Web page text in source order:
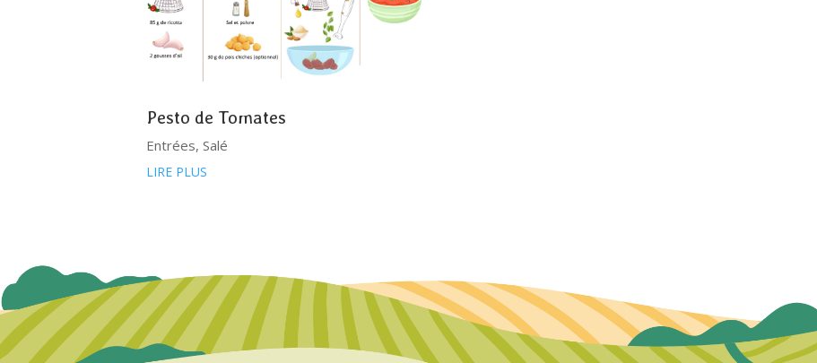
Pesto de Tomates
Entrées,Salé
LIRE PLUS